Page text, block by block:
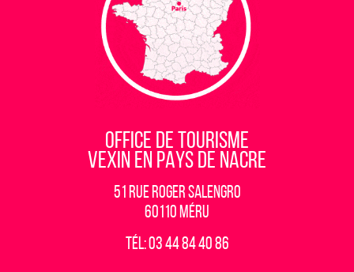
OFFICE DE TOURISME
VEXIN EN PAYS DE NACRE
51 rue Roger Salengro
60110 Méru
Tél: 03 44 84 40 86